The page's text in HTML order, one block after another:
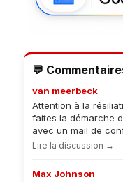
💬
van meerbeck
Attention à la
faites la démarche
avec un mail de
Lire la discussion →
Max Johnson